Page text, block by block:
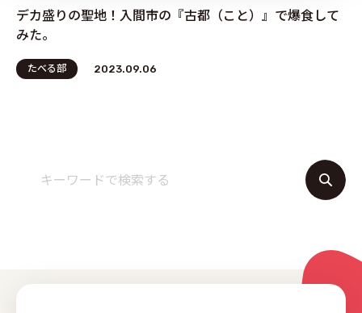
デカ盛りの聖地！入間市の『古都（こと）』で爆食して
みた。
たべる部 2023.09.06